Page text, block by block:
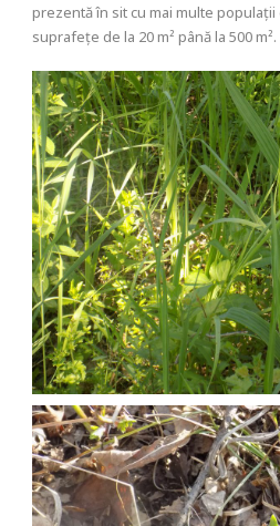
prezentă în sit cu mai multe
suprafețe de la 20 m² până la 500 m².